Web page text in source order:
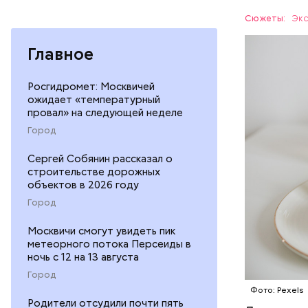
Главное
Росгидромет: Москвичей
ожидает «температурный
провал» на следующей неделе
Город
Сергей Собянин рассказал о
строительстве дорожных
объектов в 2026 году
Город
Москвичи смогут увидеть пик
метеорного потока Персеиды в
ночь с 12 на 13 августа
Город
Родители отсудили почти пять
Сюжеты:
Фото: Pexels
Дыня